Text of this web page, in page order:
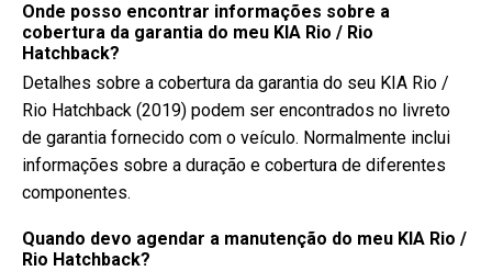
Onde posso encontrar informações sobre a
cobertura da garantia do meu KIA Rio / Rio
Hatchback?
Detalhes sobre a cobertura da garantia do seu KIA Rio /
Rio Hatchback (2019) podem ser encontrados no livreto
de garantia fornecido com o veículo. Normalmente inclui
informações sobre a duração e cobertura de diferentes
componentes.
Quando devo agendar a manutenção do meu KIA Rio /
Rio Hatchback?